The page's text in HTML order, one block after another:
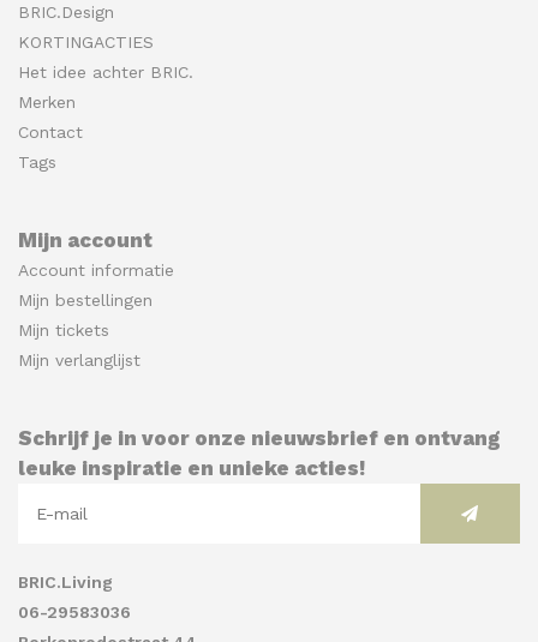
BRIC.Design
KORTINGACTIES
Het idee achter BRIC.
Merken
Contact
Tags
Mijn account
Account informatie
Mijn bestellingen
Mijn tickets
Mijn verlanglijst
Schrijf je in voor onze nieuwsbrief en ontvang
leuke inspiratie en unieke acties!
BRIC.Living
06-29583036